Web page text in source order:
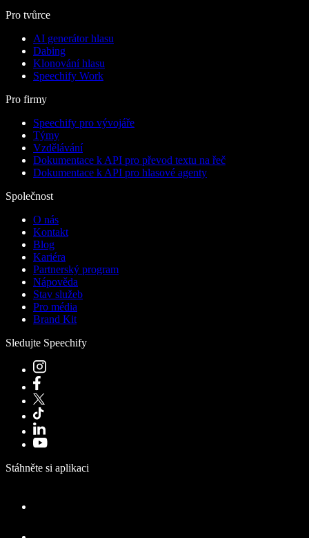
Pro tvůrce
AI generátor hlasu
Dabing
Klonování hlasu
Speechify Work
Pro firmy
Speechify pro vývojáře
Týmy
Vzdělávání
Dokumentace k API pro převod textu na řeč
Dokumentace k API pro hlasové agenty
Společnost
O nás
Kontakt
Blog
Kariéra
Partnerský program
Nápověda
Stav služeb
Pro média
Brand Kit
Sledujte Speechify
Stáhněte si aplikaci